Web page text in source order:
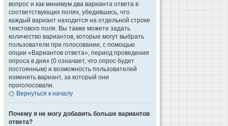
вопрос и как минимум два варианта ответа в
соответствующих полях, убедившись, что
каждый вариант находится на отдельной строке
текстового поля. Вы также можете задать
количество вариантов, которые могут выбрать
пользователи при голосовании, с помощью
опции «Вариантов ответа», период проведения
опроса в днях (0 означает, что опрос будет
постоянным) и возможность пользователей
изменять вариант, за который они
проголосовали.
Вернуться к началу
Почему я не могу добавить больше вариантов
ответа?